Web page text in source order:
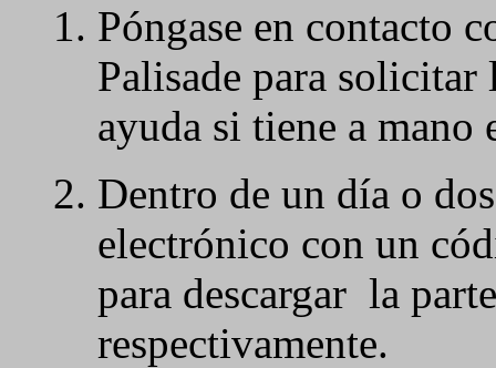
Póngase en contacto
Palisade para solicitar
ayuda si tiene a mano
Dentro de un día o
electrónico con un
para descargar la
respectivamente.